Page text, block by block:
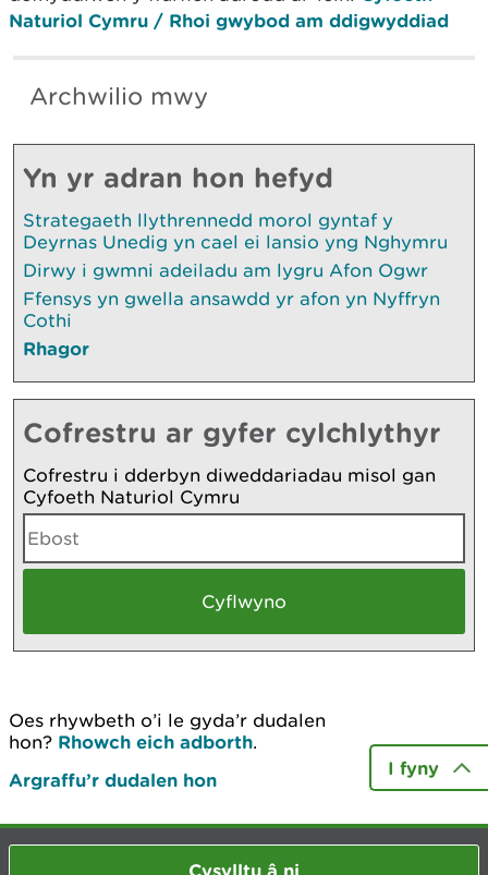
Naturiol Cymru / Rhoi gwybod am ddigwyddiad
Archwilio mwy
Yn yr adran hon hefyd
Strategaeth llythrennedd morol gyntaf y
Deyrnas Unedig yn cael ei lansio yng Nghymru
Dirwy i gwmni adeiladu am lygru Afon Ogwr
Ffensys yn gwella ansawdd yr afon yn Nyffryn
Cothi
Rhagor
Cofrestru ar gyfer cylchlythyr
Cofrestru i dderbyn diweddariadau misol gan
Cyfoeth Naturiol Cymru
Oes rhywbeth o’i le gyda’r dudalen
hon? Rhowch eich adborth.
Argraffu’r dudalen hon
I fyny
Cysylltu â ni